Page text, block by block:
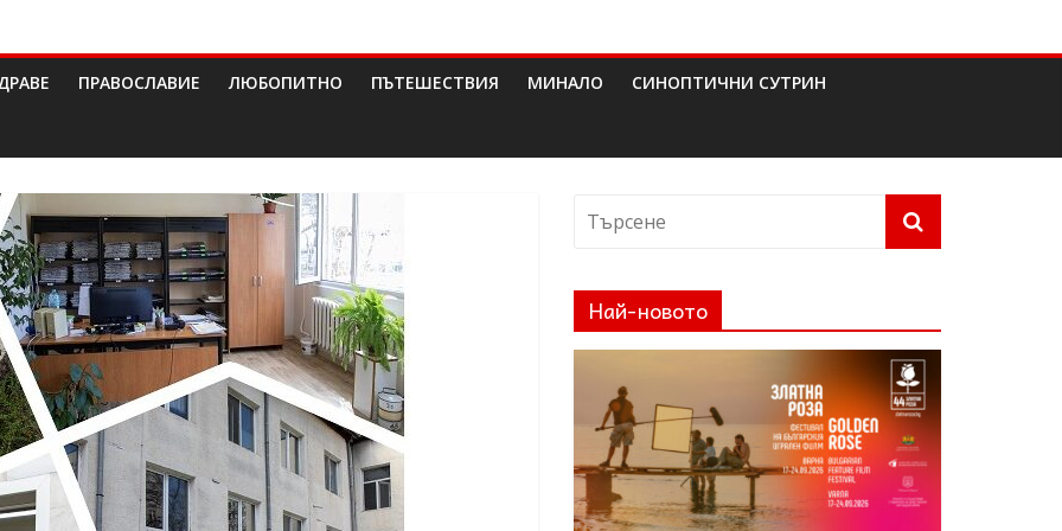
ПРАВОСЛАВИЕ ЛЮБОПИТНО ПЪТЕШЕСТВИЯ МИНАЛО СИНОПТИЧНИ СУТРИН
Най-новото